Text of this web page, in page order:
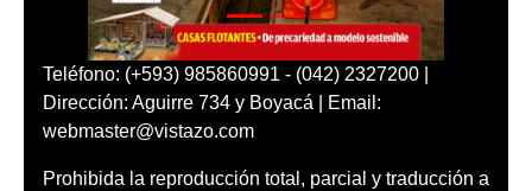
Teléfono: (+593) 985860991 - (042) 2327200 |
Dirección: Aguirre 734 y Boyacá | Email:
webmaster@vistazo.com
Prohibida la reproducción total, parcial y traducción a